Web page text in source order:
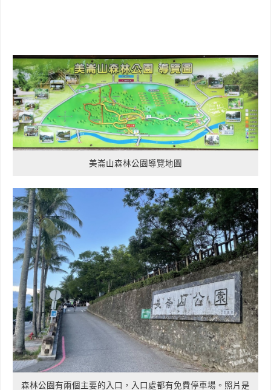
美崙山森林公園導覽地圖
森林公園有兩個主要的入口，入口處都有免費停車場。照片是